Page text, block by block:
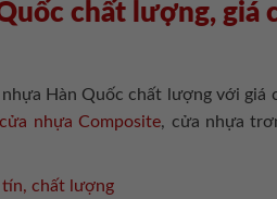
chất lượng, giá
Hàn Quốc chất lượng với giá
cửa nhựa Composite, cửa nhựa